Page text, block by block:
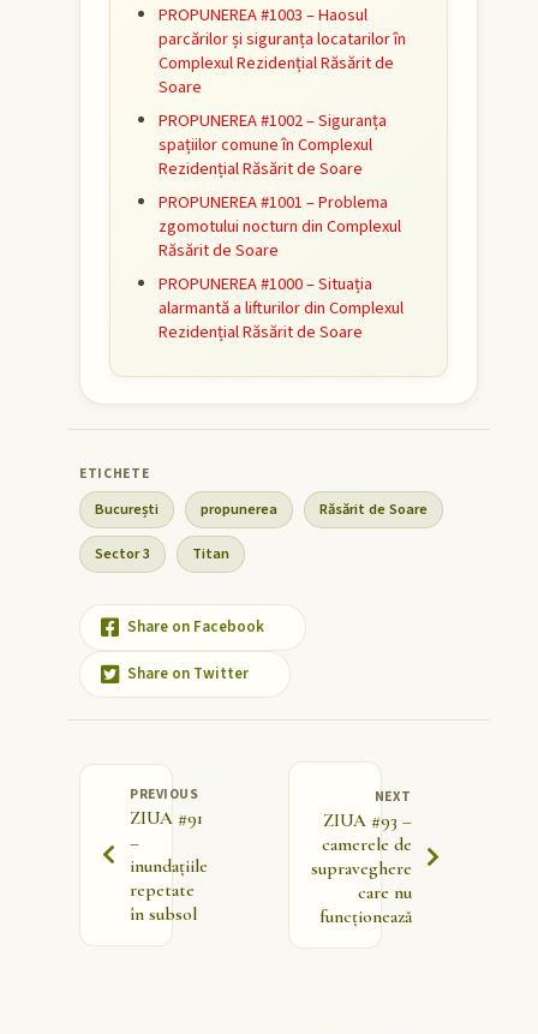
PROPUNEREA #1003 – Haosul
parcărilor și siguranța locatarilor în
Complexul Rezidențial Răsărit de
Soare
PROPUNEREA #1002 – Siguranța
spațiilor comune în Complexul
Rezidențial Răsărit de Soare
PROPUNEREA #1001 – Problema
zgomotului nocturn din Complexul
Răsărit de Soare
PROPUNEREA #1000 – Situația
alarmantă a lifturilor din Complexul
Rezidențial Răsărit de Soare
București propunerea Răsărit de Soare
Sector 3 Titan
Share on Facebook
Share on Twitter
PREVIOUS
ZIUA #91
–
inundațiile
repetate
în subsol
NEXT
ZIUA #93 –
camerele de
supraveghere
care nu
funcționează